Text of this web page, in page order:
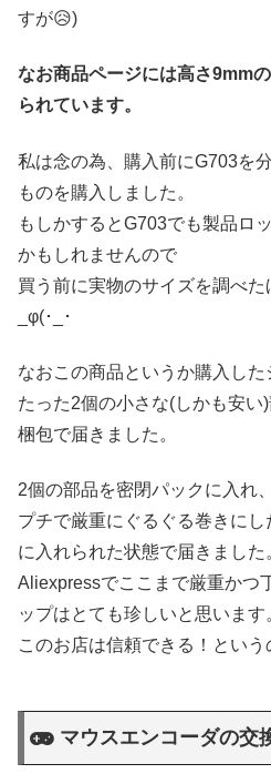
すが😥)
なお商品ページには高さ9mm
られています。
私は念の為、購入前にG703を
ものを購入しました。
もしかするとG703でも製品ロ
かもしれませんので
買う前に実物のサイズを調べ
_φ(･_･
なおこの商品というか購入した
たった2個の小さな(しかも安い
梱包で届きました。
2個の部品を密閉パックに入れ
プチで厳重にぐるぐる巻きに
に入れられた状態で届きました
Aliexpressでここまで厳重かつ
ップはとても珍しいと思います
このお店は信頼できる！という
マウスエンコーダの交